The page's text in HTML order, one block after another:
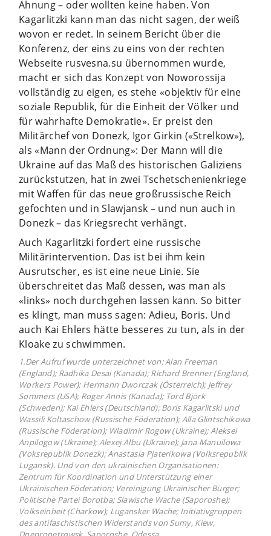
Ahnung – oder wollten keine haben. Von
Kagarlitzki kann man das nicht sagen, der weiß
wovon er redet. In seinem Bericht über die
Konferenz, der eins zu eins von der rechten
Webseite rusvesna.su übernommen wurde,
macht er sich das Konzept von Noworossija
vollständig zu eigen, es stehe «objektiv für eine
soziale Republik, für die Einheit der Völker und
für wahrhafte Demokratie». Er preist den
Militärchef von Donezk, Igor Girkin («Strelkow»),
als «Mann der Ordnung»: Der Mann will die
Ukraine auf das Maß des historischen Galiziens
zurückstutzen, hat in zwei Tschetschenienkriege
mit Waffen für das neue großrussische Reich
gefochten und in Slawjansk – und nun auch in
Donezk – das Kriegsrecht verhängt.
Auch Kagarlitzki fordert eine russische
Militärintervention. Das ist bei ihm kein
Ausrutscher, es ist eine neue Linie. Sie
überschreitet das Maß dessen, was man als
«links» noch durchgehen lassen kann. So bitter
es klingt, man muss sagen: Adieu, Boris. Und
auch Kai Ehlers hätte besseres zu tun, als in der
Kloake zu schwimmen.
1.Der Aufruf wurde unterzeichnet von: Alan Freeman
(England); Radhika Desai (Kanada); Richard Brenner (England,
Workers Power); Hermann Dworczak (Österreich); Jeffrey
Sommers (USA); Roger Annis (Kanada); Tord Björk
(Schweden); Kai Ehlers (Deutschland); Boris Kagarlitski und
Wassili Koltaschow (Russische Föderation); Alla Glintschikowa
(Russische Föderation); Wladimir Rogow (Ukraine); Aleksei
Anpilogow (Ukraine); Alexej Albu (Ukraine); Jana Manuilowa
(Voksrepublik Donezk); Anastasia Pjaterikowa (Volksrepublik
Lugansk). Und von den ukrainischen Organisationen:
Zentrum für Koordination und Unterstützung einer
Ukrainischen Föderation; Vereinigung Ukrainischer Bürger;
Politische Partei Borotba; Slawische Wache (Saporoshe);
Volkseinheit (Charkow); Lugansker Wache; Initiativgruppen
des antifaschistischen Widerstands von Sumy, Kiew,